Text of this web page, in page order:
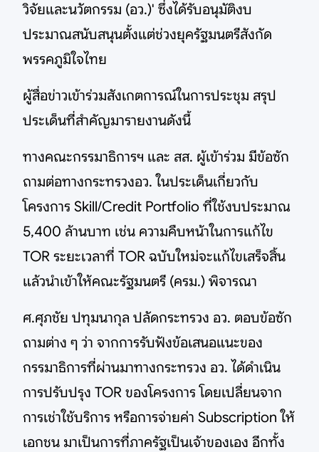
วิจัยและนวัตกรรม (อว.)' ซึ่งได้รับอนุมัติงบ
ประมาณสนับสนุนตั้งแต่ช่วงยุครัฐมนตรีสังกัด
พรรคภูมิใจไทย
ผู้สื่อข่าวเข้าร่วมสังเกตการณ์ในการประชุม สรุป
ประเด็นที่สำคัญมารายงานดังนี้
ทางคณะกรรมาธิการฯ และ สส. ผู้เข้าร่วม มีข้อซัก
ถามต่อทางกระทรวงอว. ในประเด็นเกี่ยวกับ
โครงการ Skill/Credit Portfolio ที่ใช้งบประมาณ
5,400 ล้านบาท เช่น ความคืบหน้าในการแก้ไข
TOR ระยะเวลาที่ TOR ฉบับใหม่จะแก้ไขเสร็จสิ้น
แล้วนำเข้าให้คณะรัฐมนตรี (ครม.) พิจารณา
ศ.ศุภชัย ปทุมนากุล ปลัดกระทรวง อว. ตอบข้อซัก
ถามต่าง ๆ ว่า จากการรับฟังข้อเสนอแนะของ
กรรมาธิการที่ผ่านมาทางกระทรวง อว. ได้ดำเนิน
การปรับปรุง TOR ของโครงการ โดยเปลี่ยนจาก
การเช่าใช้บริการ หรือการจ่ายค่า Subscription ให้
เอกชน มาเป็นการที่ภาครัฐเป็นเจ้าของเอง อีกทั้ง